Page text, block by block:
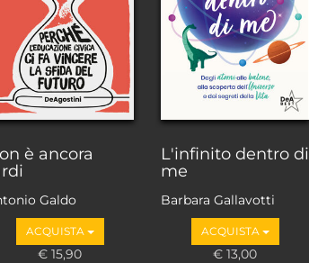
è ancora
Galdo
ACQUISTA
€ 15,90
L'infinito dentro di
me
Barbara Gallavotti
ACQUISTA
€ 13,00